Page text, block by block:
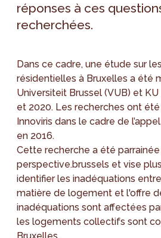
réponses à ces
recherchées.
Dans ce cadre, une étude sur
résidentielles à Bruxelles a été
Universiteit Brussel (VUB) et
et 2020. Les recherches ont
Innoviris dans le cadre de
en 2016.
Cette recherche a été
perspective.brussels et vise
identifier les inadéquations
matière de logement et l'offre
inadéquations sont affectées
les logements collectifs sont